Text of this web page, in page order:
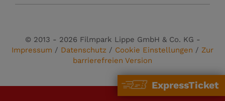
ExpressTicket
© 2013 - 2026 Filmpark Lippe GmbH & Co. KG -
Impressum / Datenschutz / Cookie Einstellungen / Zur
barrierefreien Version